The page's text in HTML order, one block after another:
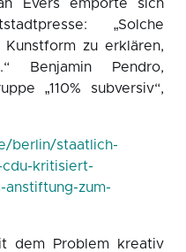
Evers empörte sich
„Solche
Kunstform zu erklären,
Benjamin Pendro,
„110% subversiv“,
berlin/staatlich-
kritisiert-
anstiftung-zum-
dem Problem kreativ